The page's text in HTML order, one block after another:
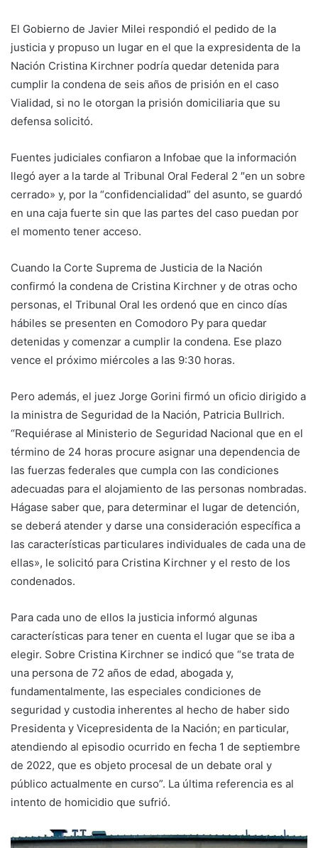
El Gobierno de Javier Milei respondió el pedido de la
justicia y propuso un lugar en el que la expresidenta de la
Nación Cristina Kirchner podría quedar detenida para
cumplir la condena de seis años de prisión en el caso
Vialidad, si no le otorgan la prisión domiciliaria que su
defensa solicitó.
Fuentes judiciales confiaron a Infobae que la información
llegó ayer a la tarde al Tribunal Oral Federal 2 ″en un sobre
cerrado» y, por la “confidencialidad” del asunto, se guardó
en una caja fuerte sin que las partes del caso puedan por
el momento tener acceso.
Cuando la Corte Suprema de Justicia de la Nación
confirmó la condena de Cristina Kirchner y de otras ocho
personas, el Tribunal Oral les ordenó que en cinco días
hábiles se presenten en Comodoro Py para quedar
detenidas y comenzar a cumplir la condena. Ese plazo
vence el próximo miércoles a las 9:30 horas.
Pero además, el juez Jorge Gorini firmó un oficio dirigido a
la ministra de Seguridad de la Nación, Patricia Bullrich.
“Requiérase al Ministerio de Seguridad Nacional que en el
término de 24 horas procure asignar una dependencia de
las fuerzas federales que cumpla con las condiciones
adecuadas para el alojamiento de las personas nombradas.
Hágase saber que, para determinar el lugar de detención,
se deberá atender y darse una consideración específica a
las características particulares individuales de cada una de
ellas», le solicitó para Cristina Kirchner y el resto de los
condenados.
Para cada uno de ellos la justicia informó algunas
características para tener en cuenta el lugar que se iba a
elegir. Sobre Cristina Kirchner se indicó que “se trata de
una persona de 72 años de edad, abogada y,
fundamentalmente, las especiales condiciones de
seguridad y custodia inherentes al hecho de haber sido
Presidenta y Vicepresidenta de la Nación; en particular,
atendiendo al episodio ocurrido en fecha 1 de septiembre
de 2022, que es objeto procesal de un debate oral y
público actualmente en curso”. La última referencia es al
intento de homicidio que sufrió.